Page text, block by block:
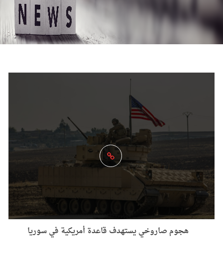
هجوم صاروخي يستهدف قاعدة أمريكية في سوريا